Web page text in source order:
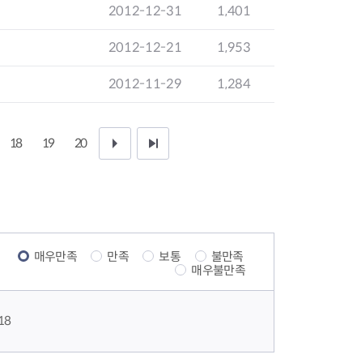
2012-12-31 1,401
2012-12-21 1,953
2012-11-29 1,284
18 19 20 끝
매우만족 만족 보통
불만족
매우불만족